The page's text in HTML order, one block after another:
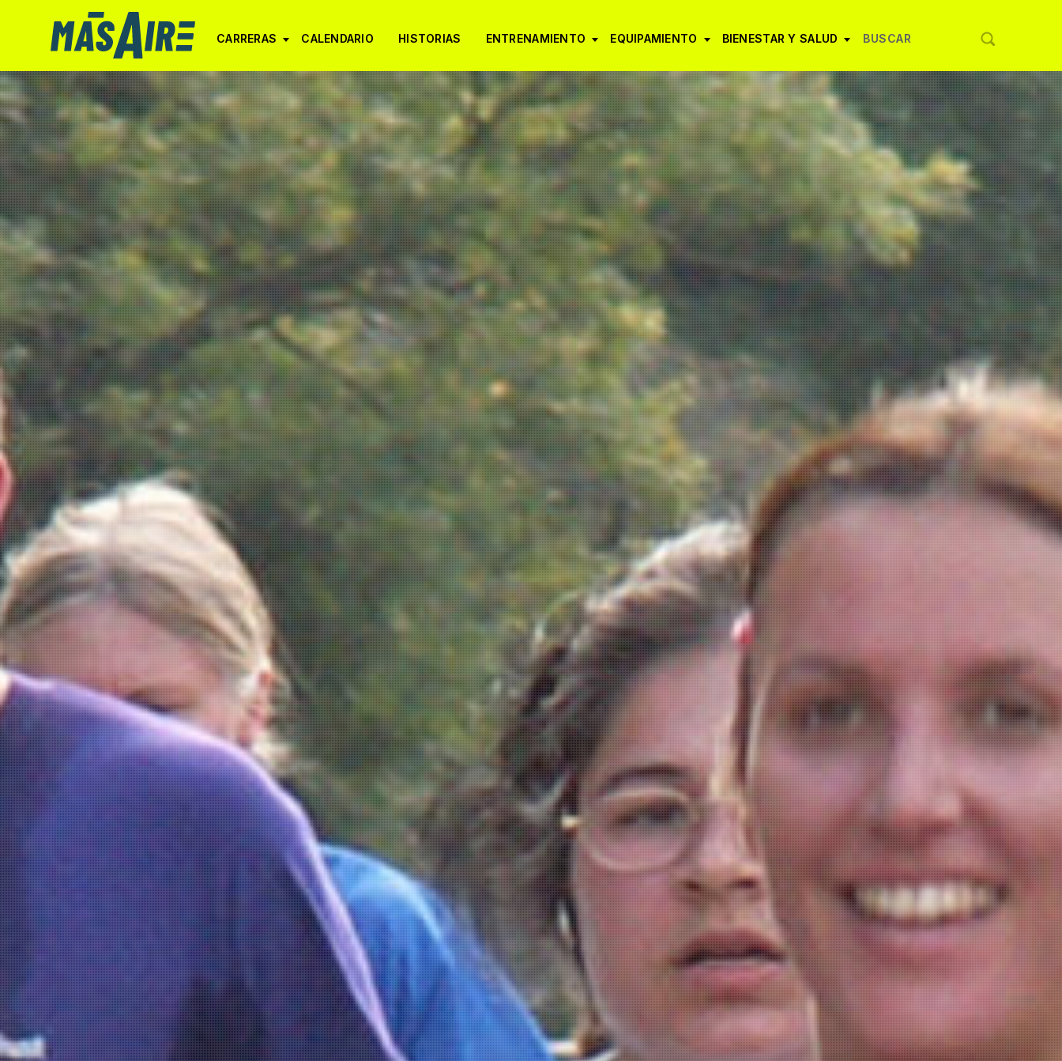
CARRERAS CALENDARIO HISTORIAS ENTRENAMIENTO EQUIPAMIENTO BIENESTAR Y SALUD